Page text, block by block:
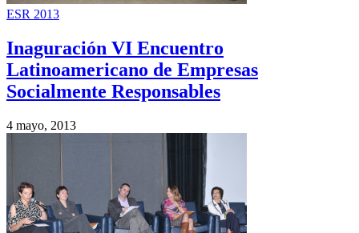
ESR 2013
Inaguración VI Encuentro
Latinoamericano de Empresas
Socialmente Responsables
4 mayo, 2013